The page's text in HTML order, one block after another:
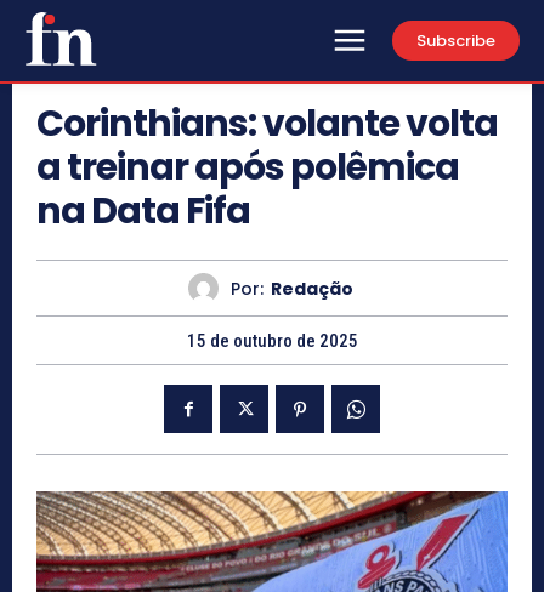
Subscribe
Corinthians: volante volta
a treinar após polêmica
na Data Fifa
Por: Redação
15 de outubro de 2025